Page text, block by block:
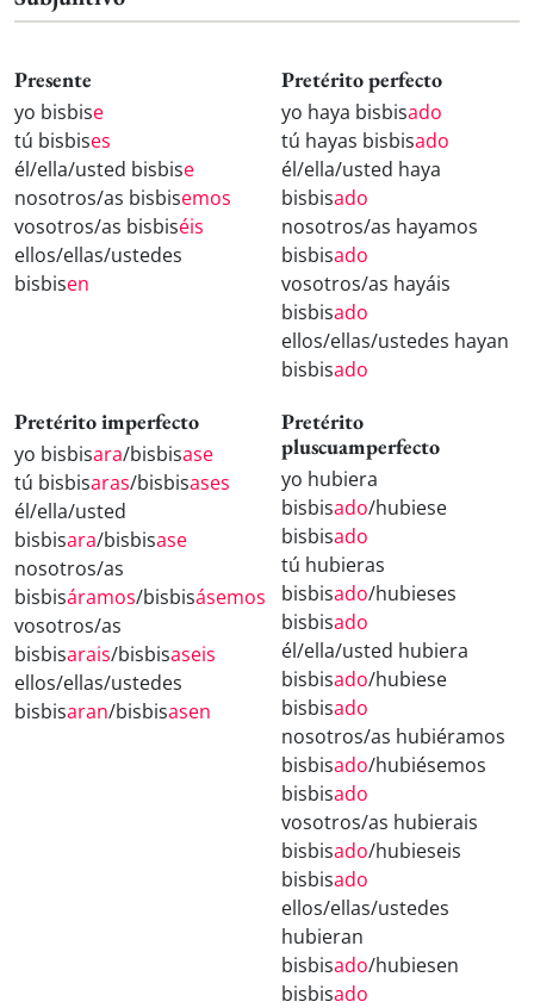
Presente
yo bisbise
tú bisbises
él/ella/usted bisbise
nosotros/as bisbisemos
vosotros/as bisbiséis
ellos/ellas/ustedes
bisbisen
Pretérito perfecto
yo haya bisbisado
tú hayas bisbisado
él/ella/usted haya
bisbisado
nosotros/as hayamos
bisbisado
vosotros/as hayáis
bisbisado
ellos/ellas/ustedes hayan
bisbisado
Pretérito imperfecto
yo bisbisara/bisbisase
tú bisbisaras/bisbisases
él/ella/usted
bisbisara/bisbisase
nosotros/as
bisbisáramos/bisbisásemos
vosotros/as
bisbisarais/bisbisaseis
ellos/ellas/ustedes
bisbisaran/bisbisasen
Pretérito
pluscuamperfecto
yo hubiera
bisbisado/hubiese
bisbisado
tú hubieras
bisbisado/hubieses
bisbisado
él/ella/usted hubiera
bisbisado/hubiese
bisbisado
nosotros/as hubiéramos
bisbisado/hubiésemos
bisbisado
vosotros/as hubierais
bisbisado/hubieseis
bisbisado
ellos/ellas/ustedes
hubieran
bisbisado/hubiesen
bisbisado